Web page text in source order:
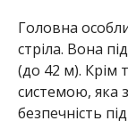
Головна
стріла. Вона
(до 42 м). Крім
системою, яка
безпечність